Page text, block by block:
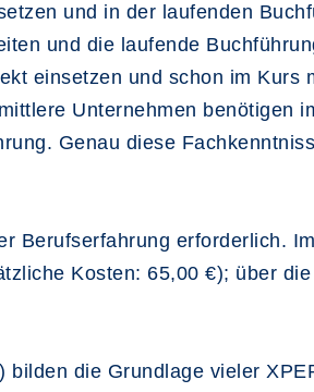
und in der laufenden
und die laufende
einsetzen und schon im Kurs
Unternehmen benötigen
Genau diese
Berufserfahrung erforderlich.
Kosten: 65,00 €); über
die Grundlage vieler